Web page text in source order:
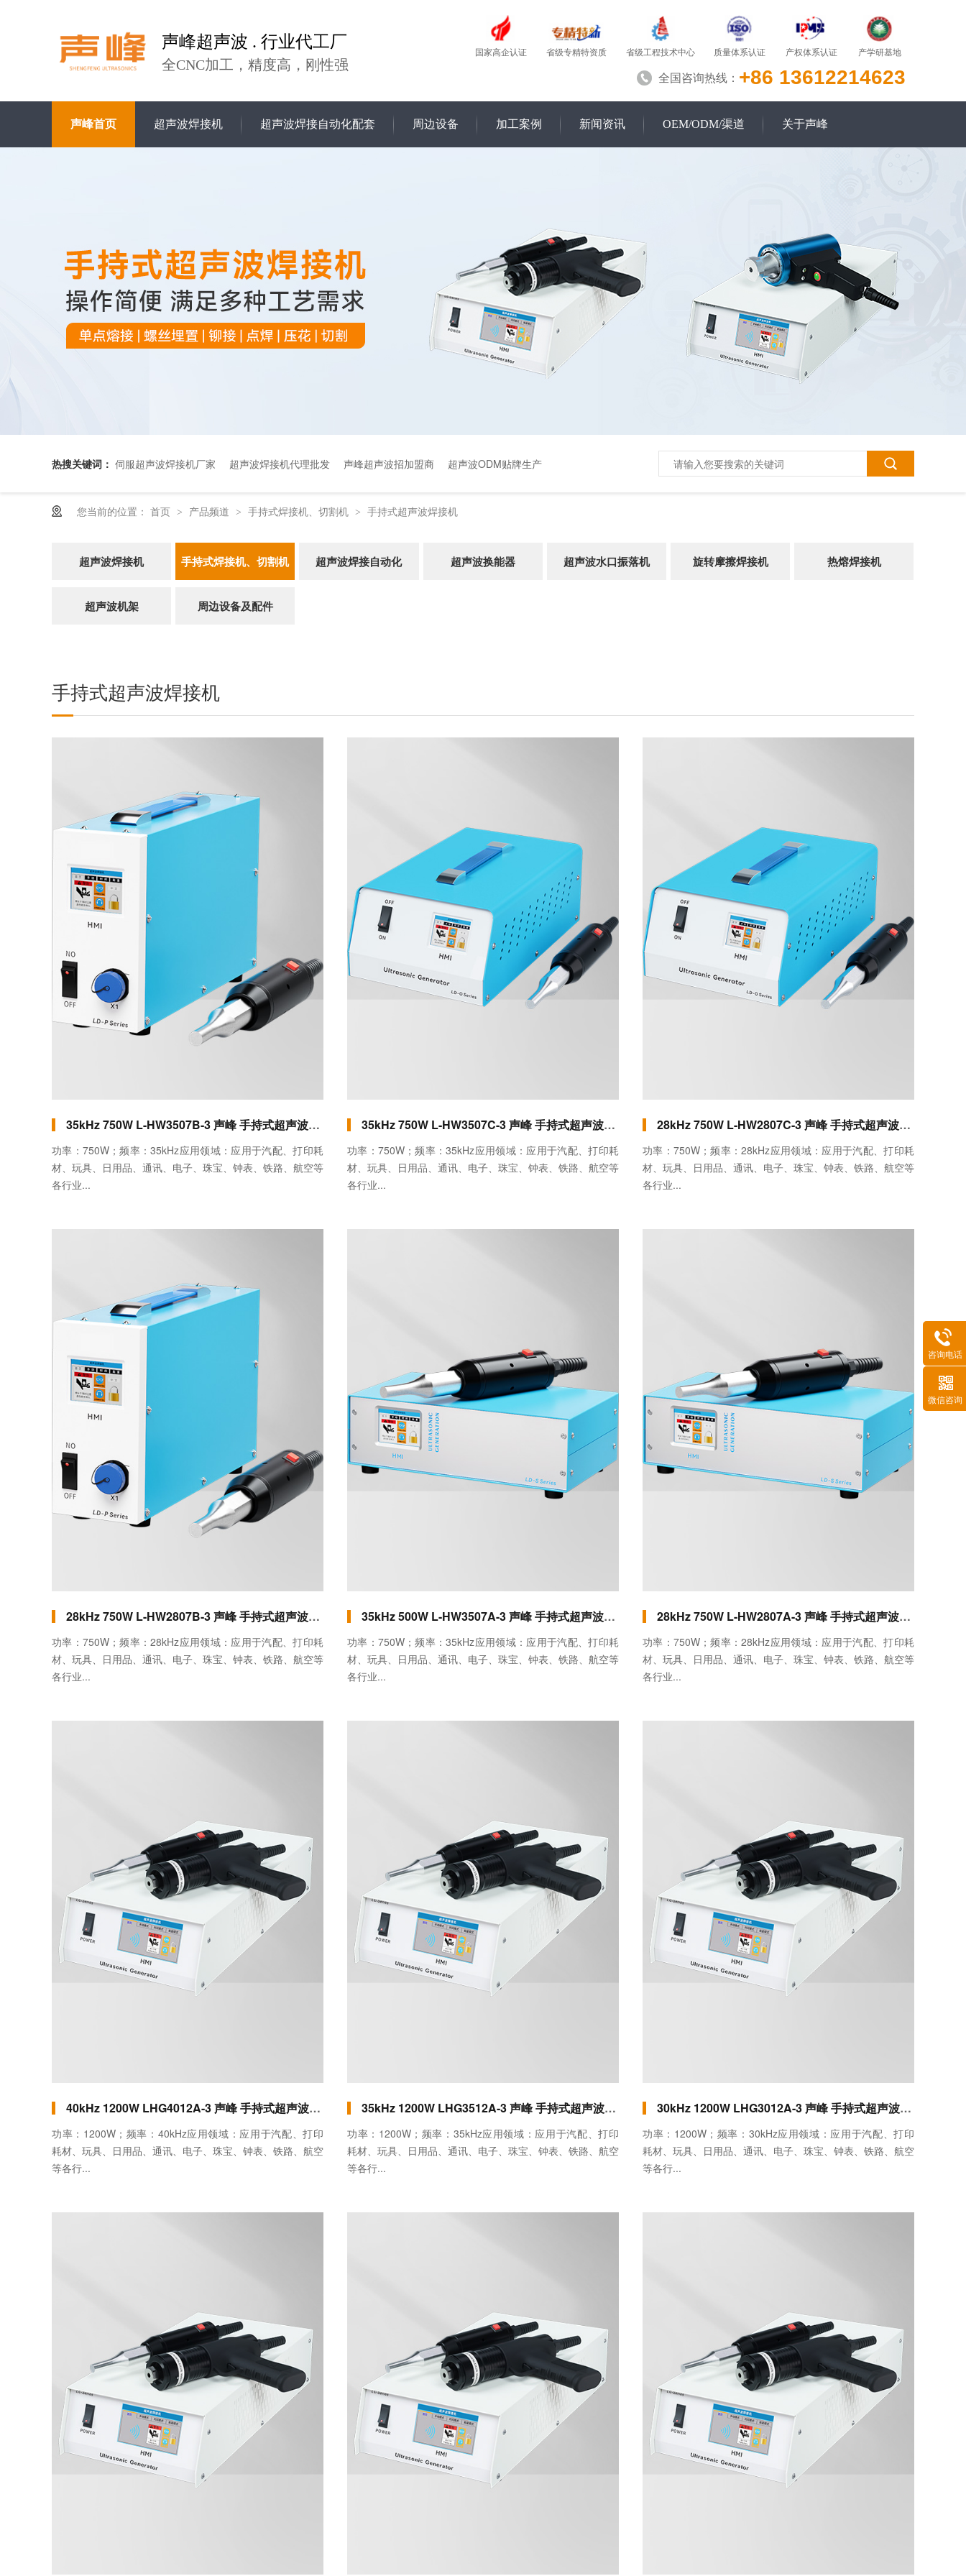
声峰超声波 . 行业代工厂
全CNC加工，精度高，刚性强
国家高企认证 省级专精特资质 省级工程技术中心 质量体系认证 产权体系认证 产学研基地
全国咨询热线： +86 13612214623
声峰首页 超声波焊接机 超声波焊接自动化配套 周边设备 加工案例 新闻资讯 OEM/ODM/渠道 关于声峰
热搜关键词： 伺服超声波焊接机厂家 超声波焊接机代理批发 声峰超声波招加盟商 超声波ODM贴牌生产
超声波OEM代加工
您当前的位置： 首页 > 产品频道 > 手持式焊接机、切割机 > 手持式超声波焊接机
超声波焊接机 手持式焊接机、切割机 超声波焊接自动化 超声波换能器 超声波水口振落机 旋转摩擦焊接机 热熔焊接机
超声波机架 周边设备及配件
手持式超声波焊接机
35kHz 750W L-HW3507B-3 声峰 手持式超声波焊接机（立式手提）
功率：750W；频率：35kHz应用领域：应用于汽配、打印耗
材、玩具、日用品、通讯、电子、珠宝、钟表、铁路、航空等
各行业...
35kHz 750W L-HW3507C-3 声峰 手持式超声波焊接机（卧式手提）
功率：750W；频率：35kHz应用领域：应用于汽配、打印耗
材、玩具、日用品、通讯、电子、珠宝、钟表、铁路、航空等
各行业...
28kHz 750W L-HW2807C-3 声峰 手持式超声波焊接机（卧式手提）
功率：750W；频率：28kHz应用领域：应用于汽配、打印耗
材、玩具、日用品、通讯、电子、珠宝、钟表、铁路、航空等
各行业...
28kHz 750W L-HW2807B-3 声峰 手持式超声波焊接机（立式手提）
功率：750W；频率：28kHz应用领域：应用于汽配、打印耗
材、玩具、日用品、通讯、电子、珠宝、钟表、铁路、航空等
各行业...
35kHz 500W L-HW3507A-3 声峰 手持式超声波焊接机(标准款)
功率：750W；频率：35kHz应用领域：应用于汽配、打印耗
材、玩具、日用品、通讯、电子、珠宝、钟表、铁路、航空等
各行业...
28kHz 750W L-HW2807A-3 声峰 手持式超声波焊接机（标准款）
功率：750W；频率：28kHz应用领域：应用于汽配、打印耗
材、玩具、日用品、通讯、电子、珠宝、钟表、铁路、航空等
各行业...
40kHz 1200W LHG4012A-3 声峰 手持式超声波焊接机（直柄）
功率：1200W；频率：40kHz应用领域：应用于汽配、打印
耗材、玩具、日用品、通讯、电子、珠宝、钟表、铁路、航空
等各行...
35kHz 1200W LHG3512A-3 声峰 手持式超声波焊接机（直柄）
功率：1200W；频率：35kHz应用领域：应用于汽配、打印
耗材、玩具、日用品、通讯、电子、珠宝、钟表、铁路、航空
等各行...
30kHz 1200W LHG3012A-3 声峰 手持式超声波焊接机（直柄）
功率：1200W；频率：30kHz应用领域：应用于汽配、打印
耗材、玩具、日用品、通讯、电子、珠宝、钟表、铁路、航空
等各行...
咨询电话
微信咨询